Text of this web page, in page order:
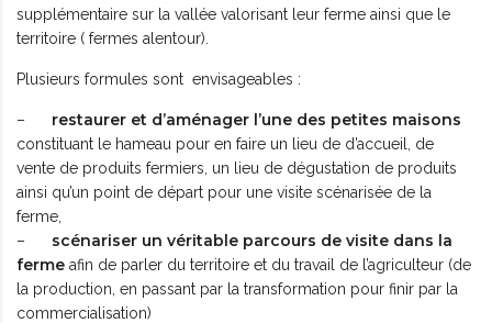
supplémentaire sur la vallée valorisant leur ferme ainsi que le
territoire ( fermes alentour).
Plusieurs formules sont envisageables :
– restaurer et d’aménager l’une des petites maisons
constituant le hameau pour en faire un lieu de d’accueil, de
vente de produits fermiers, un lieu de dégustation de produits
ainsi qu’un point de départ pour une visite scénarisée de la
ferme,
– scénariser un véritable parcours de visite dans la
ferme afin de parler du territoire et du travail de l’agriculteur (de
la production, en passant par la transformation pour finir par la
commercialisation)